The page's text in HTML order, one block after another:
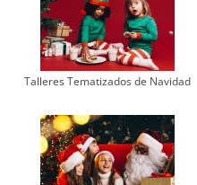
Talleres Tematizados de Navidad